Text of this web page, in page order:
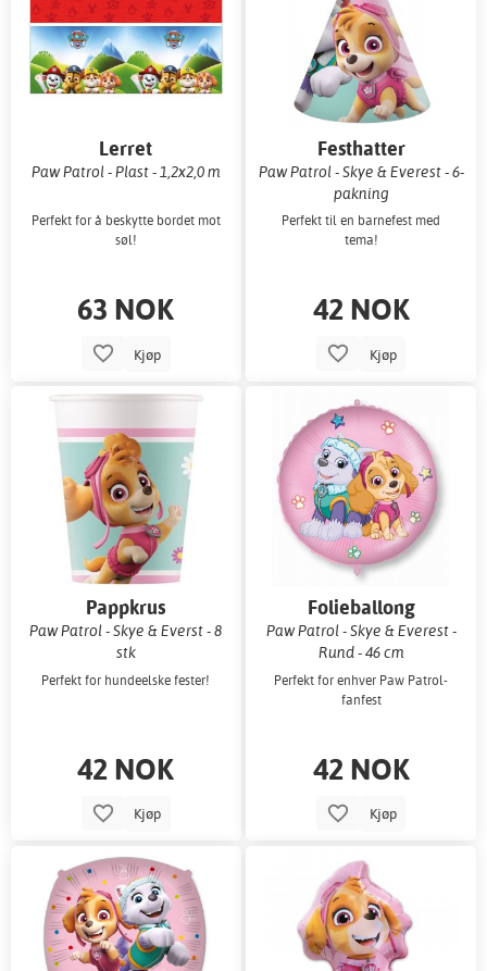
Lerret
Paw Patrol - Plast - 1,2x2,0 m
Perfekt for å beskytte bordet mot
søl!
63 NOK
Kjøp
Festhatter
Paw Patrol - Skye & Everest - 6-
pakning
Perfekt til en barnefest med
tema!
42 NOK
Kjøp
Pappkrus
Paw Patrol - Skye & Everst - 8
stk
Perfekt for hundeelske fester!
42 NOK
Kjøp
Folieballong
Paw Patrol - Skye & Everest -
Rund - 46 cm
Perfekt for enhver Paw Patrol-
fanfest
42 NOK
Kjøp